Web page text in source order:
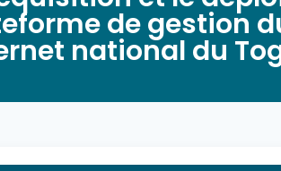
de gestion
national du